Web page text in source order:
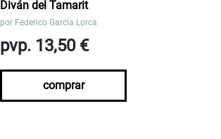
Diván del Tamarit
por Federico García Lorca
pvp. 13,50 €
comprar